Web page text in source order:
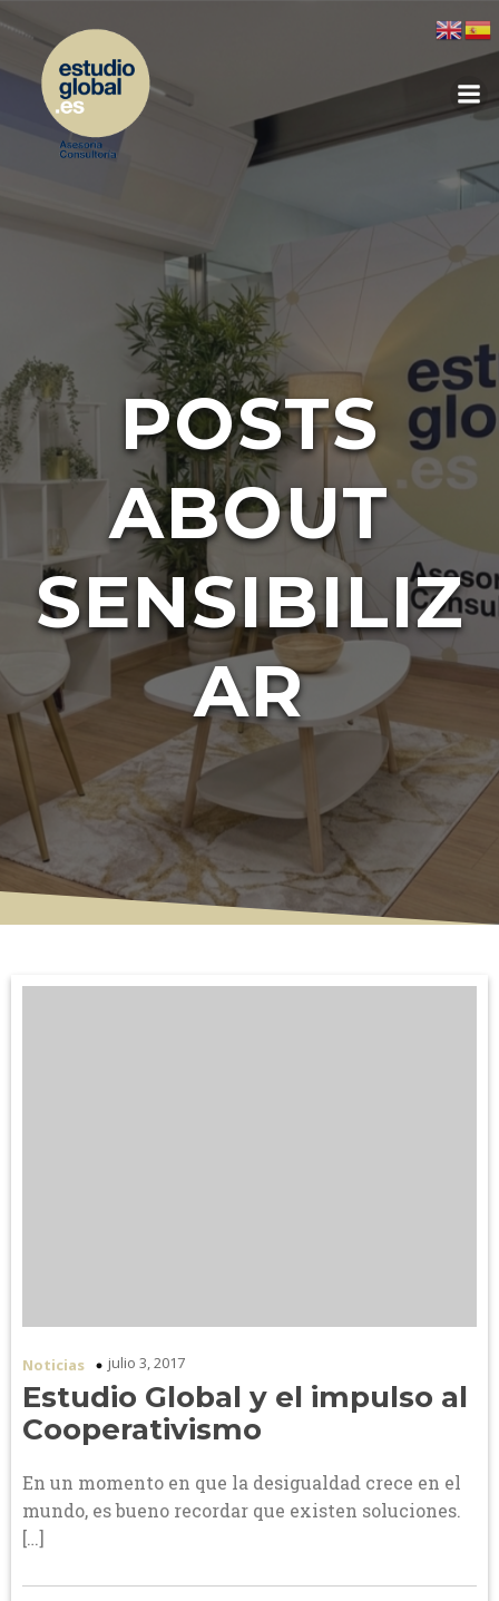
POSTS
ABOUT
SENSIBILIZ
AR
Noticias julio 3, 2017
Estudio Global y el impulso al
Cooperativismo
En un momento en que la desigualdad crece en el
mundo, es bueno recordar que existen soluciones.
[…]